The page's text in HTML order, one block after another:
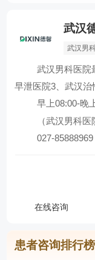
联系电话
武汉
武汉男
武汉男科医院
早泄医院3、武汉
早上08:00-晚
（武汉男科医院
027-85888969
在线咨询
患者咨询排行榜